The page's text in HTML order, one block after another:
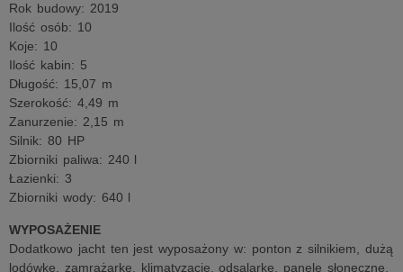
Rok budowy: 2019
Ilość osób: 10
Koje: 10
Ilość kabin: 5
Długość: 15,07 m
Szerokość: 4,49 m
Zanurzenie: 2,15 m
Silnik: 80 HP
Zbiorniki paliwa: 240 l
Łazienki: 3
Zbiorniki wody: 640 l
WYPOSAŻENIE
Dodatkowo jacht ten jest wyposażony w: ponton z silnikiem, dużą
lodówkę, zamrażarkę, klimatyzację, odsalarkę, panele słoneczne,